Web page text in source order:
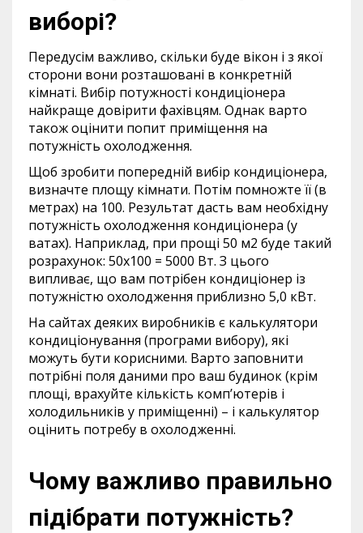
виборі?
Передусім важливо, скільки буде вікон і з якої
сторони вони розташовані в конкретній
кімнаті. Вибір потужності кондиціонера
найкраще довірити фахівцям. Однак варто
також оцінити попит приміщення на
потужність охолодження.
Щоб зробити попередній вибір кондиціонера,
визначте площу кімнати. Потім помножте її (в
метрах) на 100. Результат дасть вам необхідну
потужність охолодження кондиціонера (у
ватах). Наприклад, при прощі 50 м2 буде такий
розрахунок: 50х100 = 5000 Вт. З цього
випливає, що вам потрібен кондиціонер із
потужністю охолодження приблизно 5,0 кВт.
На сайтах деяких виробників є калькулятори
кондиціонування (програми вибору), які
можуть бути корисними. Варто заповнити
потрібні поля даними про ваш будинок (крім
площі, врахуйте кількість комп’ютерів і
холодильників у приміщенні) – і калькулятор
оцінить потребу в охолодженні.
Чому важливо правильно
підібрати потужність?